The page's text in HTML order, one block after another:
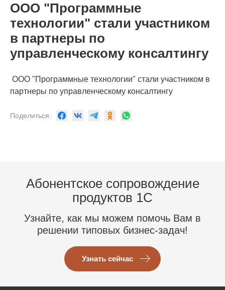
ООО "Программные
технологии" стали участником
в партнеры по
управленческому консалтингу
ООО "Программные технологии" стали участником в
партнеры по управленческому консалтингу
Поделиться:
Абонентское сопровождение
продуктов 1C
Узнайте, как мы можем помочь Вам в
решении типовых бизнес-задач!
Узнать сейчас